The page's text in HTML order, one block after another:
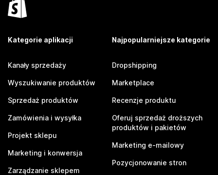
Kategorie aplikacji
Kanały sprzedaży
Wyszukiwanie produktów
Sprzedaż produktów
Zamówienia i wysyłka
Projekt sklepu
Marketing i konwersja
Zarządzanie sklepem
Najpopularniejsze kategorie
Dropshipping
Marketplace
Recenzje produktu
Oferuj sprzedaż droższych
produktów i pakietów
Marketing e-mailowy
Pozycjonowanie stron